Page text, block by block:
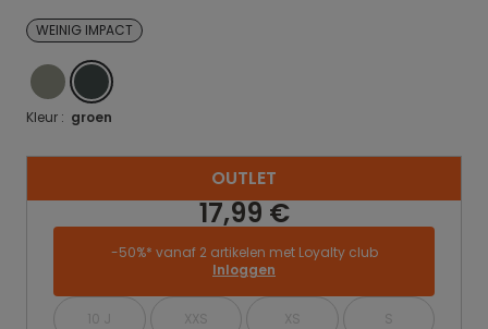
WEINIG IMPACT
GROENGROEN
Kleur : groen
OUTLET
17,99 €
-50%* vanaf 2 artikelen met Loyalty club
Inloggen
10 J XXS XS S